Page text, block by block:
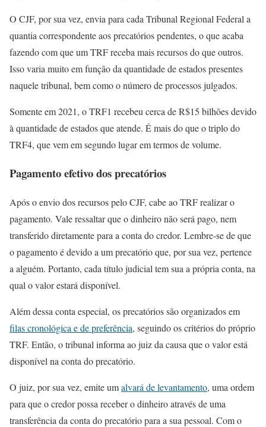
O CJF, por sua vez, envia para cada Tribunal Regional Federal a
quantia correspondente aos precatórios pendentes, o que acaba
fazendo com que um TRF receba mais recursos do que outros.
Isso varia muito em função da quantidade de estados presentes
naquele tribunal, bem como o número de processos julgados.
Somente em 2021, o TRF1 recebeu cerca de R$15 bilhões devido
à quantidade de estados que atende. É mais do que o triplo do
TRF4, que vem em segundo lugar em termos de volume.
Pagamento efetivo dos precatórios
Após o envio dos recursos pelo CJF, cabe ao TRF realizar o
pagamento. Vale ressaltar que o dinheiro não será pago, nem
transferido diretamente para a conta do credor. Lembre-se de que
o pagamento é devido a um precatório que, por sua vez, pertence
a alguém. Portanto, cada título judicial tem sua a própria conta, na
qual o valor estará disponível.
Além dessa conta especial, os precatórios são organizados em
filas cronológica e de preferência, seguindo os critérios do próprio
TRF. Então, o tribunal informa ao juiz da causa que o valor está
disponível na conta do precatório.
O juiz, por sua vez, emite umalvará de levantamento, uma ordem
para que o credor possa receber o dinheiro através de uma
transferência da conta do precatório para a sua pessoal. Com o